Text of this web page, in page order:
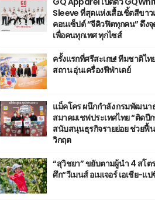
Sleeve ที่สุดแห่งเสื้อเชิ้ตสีขา
คอนเซ็ปต์ “จีคิวฟิตทุกคน” ดึง
เพื่อคนทุกเพศ ทุกไซส์
ครั้งแรกที่ศรีสะเกษ! ทีมชาติไท
สถาน อุ่นเครื่องฟีฟ่าเดย์
แม็คโคร ผนึกกำลัง กรมพัฒนา
สมาคมเชฟประเทศไทย “ติดปี
สนับสนุนธุรกิจรายย่อย ช่วยฟื้
วิกฤต
“สุวิชยา” ขยับตามผู้นำ 4 สโต
ศึก“วีเมนส์ อเมเจอร์ เอเชีย-แ